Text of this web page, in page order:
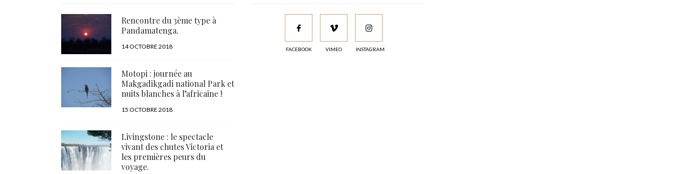
Rencontre du 3ème type à
Pandamatenga.
PUBLIÉ
14 OCTOBRE 2018
Motopi : journée au
Makgadikgadi national Park et
nuits blanches à l’africaine !
PUBLIÉ
15 OCTOBRE 2018
Livingstone : le spectacle
vivant des chutes Victoria et
les premières peurs du
voyage.
FACEBOOK VIMEO INSTAGRAM